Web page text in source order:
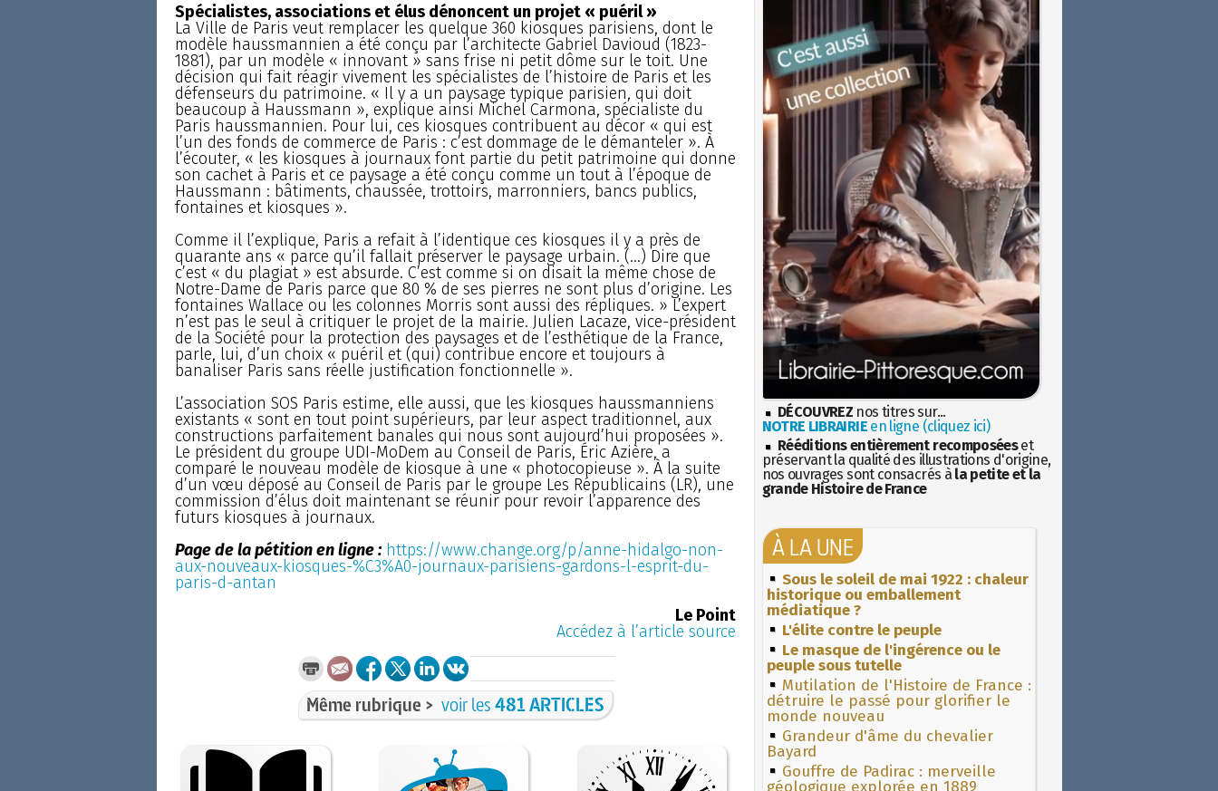
Spécialistes, associations et élus dénoncent un projet « puéril »
La Ville de Paris veut remplacer les quelque 360 kiosques parisiens, dont le
modèle haussmannien a été conçu par l’architecte Gabriel Davioud (1823-
1881), par un modèle « innovant » sans frise ni petit dôme sur le toit. Une
décision qui fait réagir vivement les spécialistes de l’histoire de Paris et les
défenseurs du patrimoine. « Il y a un paysage typique parisien, qui doit
beaucoup à Haussmann », explique ainsi Michel Carmona, spécialiste du
Paris haussmannien. Pour lui, ces kiosques contribuent au décor « qui est
l’un des fonds de commerce de Paris : c’est dommage de le démanteler ». À
l’écouter, « les kiosques à journaux font partie du petit patrimoine qui donne
son cachet à Paris et ce paysage a été conçu comme un tout à l’époque de
Haussmann : bâtiments, chaussée, trottoirs, marronniers, bancs publics,
fontaines et kiosques ».
Comme il l’explique, Paris a refait à l’identique ces kiosques il y a près de
quarante ans « parce qu’il fallait préserver le paysage urbain. (...) Dire que
c’est « du plagiat » est absurde. C’est comme si on disait la même chose de
Notre-Dame de Paris parce que 80 % de ses pierres ne sont plus d’origine. Les
fontaines Wallace ou les colonnes Morris sont aussi des répliques. » L’expert
n’est pas le seul à critiquer le projet de la mairie. Julien Lacaze, vice-président
de la Société pour la protection des paysages et de l’esthétique de la France,
parle, lui, d’un choix « puéril et (qui) contribue encore et toujours à
banaliser Paris sans réelle justification fonctionnelle ».
L’association SOS Paris estime, elle aussi, que les kiosques haussmanniens
existants « sont en tout point supérieurs, par leur aspect traditionnel, aux
constructions parfaitement banales qui nous sont aujourd’hui proposées ».
Le président du groupe UDI-MoDem au Conseil de Paris, Éric Azière, a
comparé le nouveau modèle de kiosque à une « photocopieuse ». À la suite
d’un vœu déposé au Conseil de Paris par le groupe Les Républicains (LR), une
commission d’élus doit maintenant se réunir pour revoir l’apparence des
futurs kiosques à journaux.
Page de la pétition en ligne : https://www.change.org/p/anne-hidalgo-non-
aux-nouveaux-kiosques-%C3%A0-journaux-parisiens-gardons-l-esprit-du-
paris-d-antan
Le Point
Accédez à l’article source
Même rubrique > voir les481 ARTICLES
DÉCOUVREZ nos titres sur...
NOTRE LIBRAIRIEen ligne (cliquez ici)
Rééditions entièrement recomposéeset
préservant la qualité des illustrations d'origine,
nos ouvrages sont consacrés à la petite et la
grande Histoire de France
À LA UNE
Sous le soleil de mai 1922 : chaleur
historique ou emballement
médiatique ?
L'élite contre le peuple
Le masque de l'ingérence ou le
peuple sous tutelle
Mutilation de l'Histoire de France :
détruire le passé pour glorifier le
monde nouveau
Grandeur d'âme du chevalier
Bayard
Gouffre de Padirac : merveille
géologique explorée en 1889